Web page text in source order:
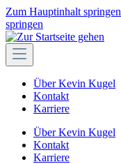
Zum Hauptinhalt springen
springen
Über Kevin Kugel
Kontakt
Karriere
Über Kevin Kugel
Kontakt
Karriere